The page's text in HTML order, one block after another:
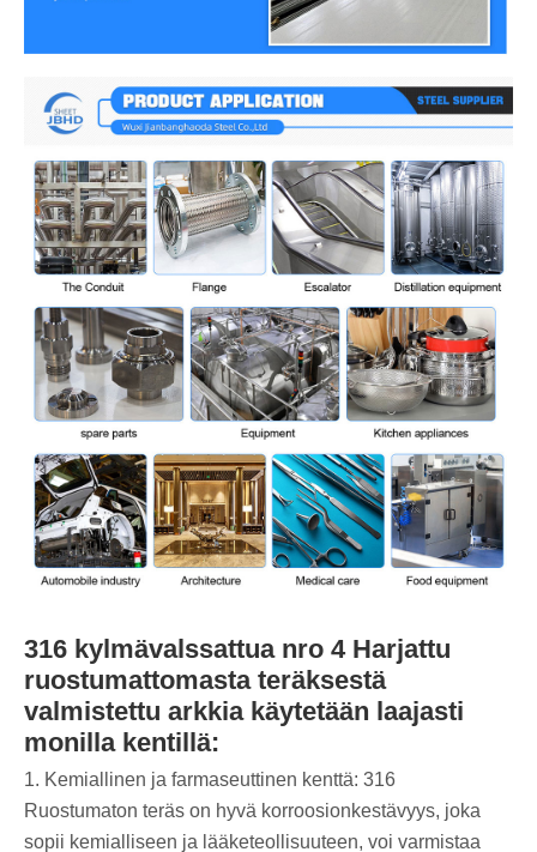
316 kylmävalssattua nro 4 Harjattu
ruostumattomasta teräksestä
valmistettu arkkia käytetään laajasti
monilla kentillä:
1. Kemiallinen ja farmaseuttinen kenttä: 316
Ruostumaton teräs on hyvä korroosionkestävyys, joka
sopii kemialliseen ja lääketeollisuuteen, voi varmistaa